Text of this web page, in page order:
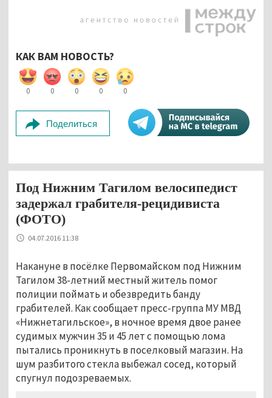
КАК ВАМ НОВОСТЬ?
0 0 0 0 0
Поделиться
Под Нижним Тагилом велосипедист
задержал грабителя-рецидивиста
(ФОТО)
04.07.2016 11:38
Накануне в посёлке Первомайском под Нижним
Тагилом 38-летний местный житель помог
полиции поймать и обезвредить банду
грабителей. Как сообщает пресс-группа МУ МВД
«Нижнетагильское», в ночное время двое ранее
судимых мужчин 35 и 45 лет с помощью лома
пытались проникнуть в поселковый магазин. На
шум разбитого стекла выбежал сосед, который
спугнул подозреваемых.